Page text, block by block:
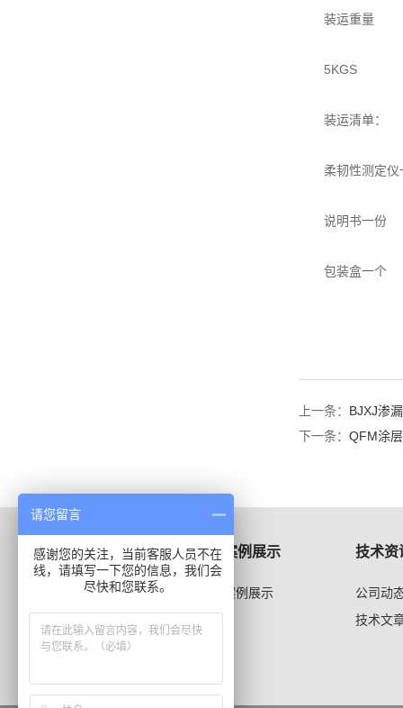
装运重量
5KGS
装运清单：
柔韧性测定仪
说明书一份
包装盒一个
上一条： BJXJ渗
下一条： QFM涂
产品展示 案例展示
案例展示
技术资
公司动
技术文
请您留言
感谢您的关注，当前客服人员不在
线，请填写一下您的信息，我们会
尽快和您联系。